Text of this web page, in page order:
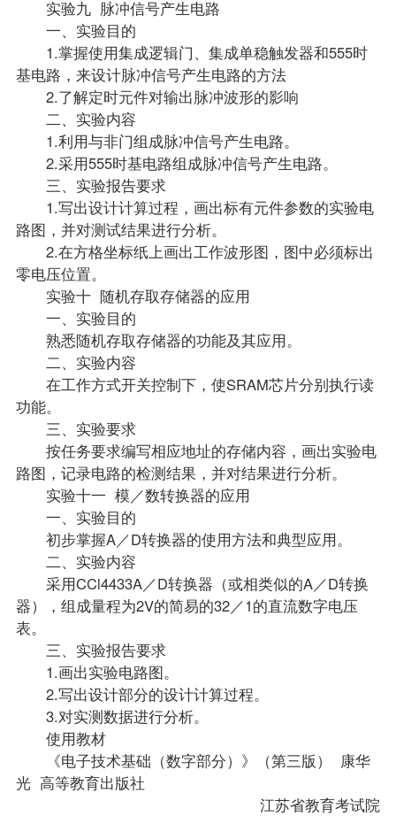
实验九 脉冲信号产生电路
一、实验目的
1.掌握使用集成逻辑门、集成单稳触发器和555时
基电路，来设计脉冲信号产生电路的方法
2.了解定时元件对输出脉冲波形的影响
二、实验内容
1.利用与非门组成脉冲信号产生电路。
2.采用555时基电路组成脉冲信号产生电路。
三、实验报告要求
1.写出设计计算过程，画出标有元件参数的实验电
路图，并对测试结果进行分析。
2.在方格坐标纸上画出工作波形图，图中必须标出
零电压位置。
实验十 随机存取存储器的应用
一、实验目的
熟悉随机存取存储器的功能及其应用。
二、实验内容
在工作方式开关控制下，使SRAM芯片分别执行读
功能。
三、实验要求
按任务要求编写相应地址的存储内容，画出实验电
路图，记录电路的检测结果，并对结果进行分析。
实验十一 模／数转换器的应用
一、实验目的
初步掌握A／D转换器的使用方法和典型应用。
二、实验内容
采用CCl4433A／D转换器（或相类似的A／D转换
器），组成量程为2V的简易的32／1的直流数字电压
表。
三、实验报告要求
1.画出实验电路图。
2.写出设计部分的设计计算过程。
3.对实测数据进行分析。
使用教材
《电子技术基础（数字部分）》（第三版） 康华
光 高等教育出版社
江苏省教育考试院